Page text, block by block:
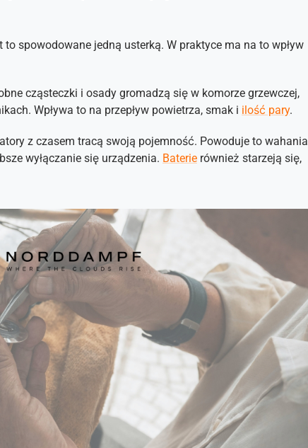
spowodowane jedną usterką. W praktyce ma na to wpływ
cząsteczki i osady gromadzą się w komorze grzewczej,
Wpływa to na przepływ powietrza, smak i ilość pary.
z czasem tracą swoją pojemność. Powoduje to wahania
wyłączanie się urządzenia. Baterie również starzeją się,